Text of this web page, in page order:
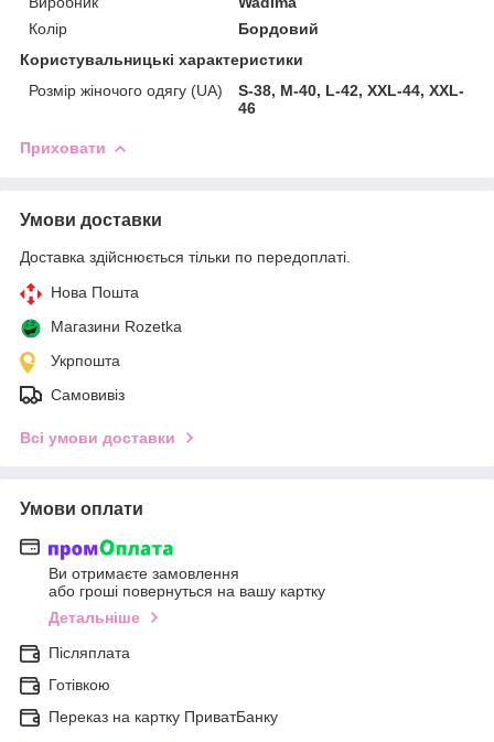
Колір
Бордовий
Користувальницькі характеристики
Розмір жіночого одягу (UA)
S-38, M-40, L-42, XXL-44, XXL-
46
Приховати
Умови доставки
Доставка здійснюється тільки по передоплаті.
Нова Пошта
Магазини Rozetka
Укрпошта
Самовивіз
Всі умови доставки
Умови оплати
Ви отримаєте замовлення
або гроші повернуться на вашу картку
Детальніше
Післяплата
Готівкою
Переказ на картку ПриватБанку